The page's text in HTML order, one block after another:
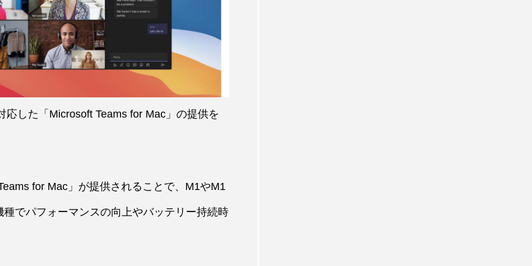
した「Microsoft Teams for Mac」の提供を
for Mac」が提供されることで、M1やM1
でパフォーマンスの向上やバッテリー持続時